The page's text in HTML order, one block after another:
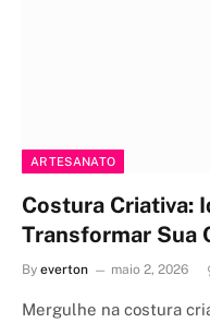
ARTESANATO
Costura Criativa:
Transformar Sua
By everton maio 2, 2026
Mergulhe na costura